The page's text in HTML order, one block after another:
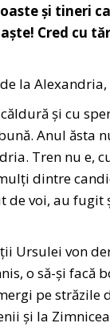
și tineri
Cred cu
la
și cu
Anul ăsta
Tren nu e,
dintre
de voi, au fugit
Ursulei von
o să-și facă
pe străzile
și la